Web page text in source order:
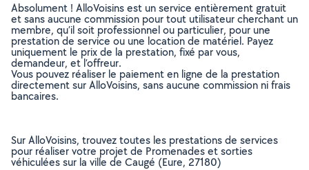
Absolument ! AlloVoisins est un service entièrement gratuit
et sans aucune commission pour tout utilisateur cherchant un
membre, qu’il soit professionnel ou particulier, pour une
prestation de service ou une location de matériel. Payez
uniquement le prix de la prestation, fixé par vous,
demandeur, et l’offreur.
Vous pouvez réaliser le paiement en ligne de la prestation
directement sur AlloVoisins, sans aucune commission ni frais
bancaires.
Sur AlloVoisins, trouvez toutes les prestations de services
pour réaliser votre projet de Promenades et sorties
véhiculées sur la ville de Caugé (Eure, 27180)